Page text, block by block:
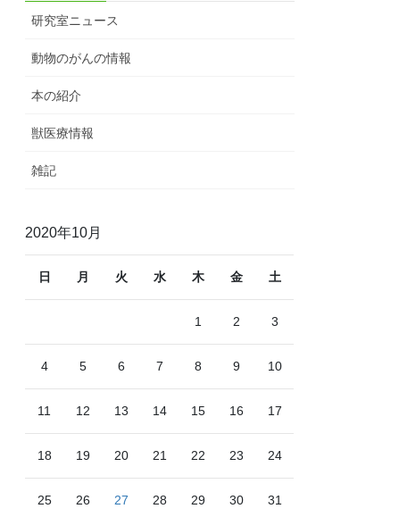
研究室ニュース
動物のがんの情報
本の紹介
獣医療情報
雑記
2020年10月
日 月 火 水 木 金 土
1 2 3
4 5 6 7 8 9 10
11 12 13 14 15 16 17
18 19 20 21 22 23 24
25 26 27 28 29 30 31